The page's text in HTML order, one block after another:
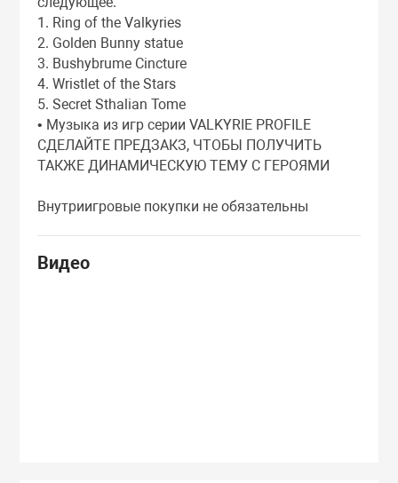
1. Ring of the Valkyries
2. Golden Bunny statue
3. Bushybrume Cincture
4. Wristlet of the Stars
5. Secret Sthalian Tome
• Музыка из игр серии VALKYRIE PROFILE
СДЕЛАЙТЕ ПРЕДЗАКЗ, ЧТОБЫ ПОЛУЧИТЬ
ТАКЖЕ ДИНАМИЧЕСКУЮ ТЕМУ С ГЕРОЯМИ
Внутриигровые покупки не обязательны
Видео